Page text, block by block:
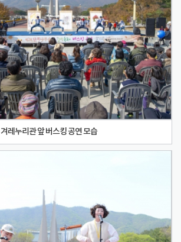
겨레누리관 앞 버스킹 공연 모습